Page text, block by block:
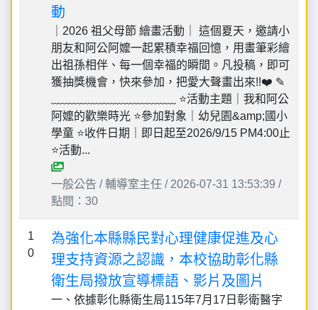
動
｜2026 祖父母節 繪畫活動｜ 這個夏天，邀請小
朋友和阿公阿嬤一起累積幸福回憶，用畫筆彩繪
出祖孫相伴、每一個幸福的瞬間。凡投稿，即可
獲抽獎機會，快來參加，把愛大聲畫出來!!❤️ ✎
﹏﹏﹏﹏﹏﹏﹏﹏﹏﹏﹏ ⭐️活動主題｜我和阿公
阿嬤的歡樂時光 ⭐️參加對象｜幼兒園&amp;國小
學童 ⭐️收件日期｜即日起至2026/9/15 PM4:00止
⭐️活動...
一般公告 / 輔導室主任 / 2026-07-31 13:53:39 /
點閱：30
1
0
為強化本縣縣民對心理健康促進及心
理支持資源之認識，本校協助彰化縣
衛生局撥放宣導標語、影片及圖片
一、依據彰化縣衛生局115年7月17日彰衛醫字